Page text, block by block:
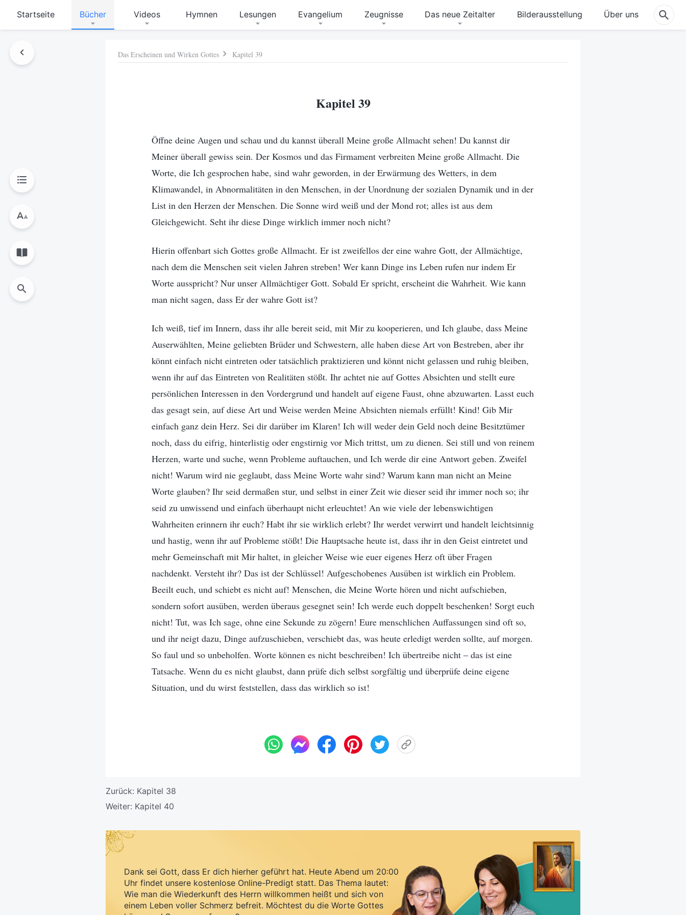
Startseite Bücher Videos Hymnen Lesungen Evangelium Zeugnisse Das neue Zeitalter Bilderausstellung Über uns
Das Erscheinen und Wirken Gottes Kapitel 39
Kapitel 39
Öffne deine Augen und schau und du kannst überall Meine große Allmacht sehen! Du kannst dir
Meiner überall gewiss sein. Der Kosmos und das Firmament verbreiten Meine große Allmacht. Die
Worte, die Ich gesprochen habe, sind wahr geworden, in der Erwärmung des Wetters, in dem
Klimawandel, in Abnormalitäten in den Menschen, in der Unordnung der sozialen Dynamik und in der
List in den Herzen der Menschen. Die Sonne wird weiß und der Mond rot; alles ist aus dem
Gleichgewicht. Seht ihr diese Dinge wirklich immer noch nicht?
Hierin offenbart sich Gottes große Allmacht. Er ist zweifellos der eine wahre Gott, der Allmächtige,
nach dem die Menschen seit vielen Jahren streben! Wer kann Dinge ins Leben rufen nur indem Er
Worte ausspricht? Nur unser Allmächtiger Gott. Sobald Er spricht, erscheint die Wahrheit. Wie kann
man nicht sagen, dass Er der wahre Gott ist?
Ich weiß, tief im Innern, dass ihr alle bereit seid, mit Mir zu kooperieren, und Ich glaube, dass Meine
Auserwählten, Meine geliebten Brüder und Schwestern, alle haben diese Art von Bestreben, aber ihr
könnt einfach nicht eintreten oder tatsächlich praktizieren und könnt nicht gelassen und ruhig bleiben,
wenn ihr auf das Eintreten von Realitäten stößt. Ihr achtet nie auf Gottes Absichten und stellt eure
persönlichen Interessen in den Vordergrund und handelt auf eigene Faust, ohne abzuwarten. Lasst euch
das gesagt sein, auf diese Art und Weise werden Meine Absichten niemals erfüllt! Kind! Gib Mir
einfach ganz dein Herz. Sei dir darüber im Klaren! Ich will weder dein Geld noch deine Besitztümer
noch, dass du eifrig, hinterlistig oder engstirnig vor Mich trittst, um zu dienen. Sei still und von reinem
Herzen, warte und suche, wenn Probleme auftauchen, und Ich werde dir eine Antwort geben. Zweifel
nicht! Warum wird nie geglaubt, dass Meine Worte wahr sind? Warum kann man nicht an Meine
Worte glauben? Ihr seid dermaßen stur, und selbst in einer Zeit wie dieser seid ihr immer noch so; ihr
seid zu unwissend und einfach überhaupt nicht erleuchtet! An wie viele der lebenswichtigen
Wahrheiten erinnern ihr euch? Habt ihr sie wirklich erlebt? Ihr werdet verwirrt und handelt leichtsinnig
und hastig, wenn ihr auf Probleme stößt! Die Hauptsache heute ist, dass ihr in den Geist eintretet und
mehr Gemeinschaft mit Mir haltet, in gleicher Weise wie euer eigenes Herz oft über Fragen
nachdenkt. Versteht ihr? Das ist der Schlüssel! Aufgeschobenes Ausüben ist wirklich ein Problem.
Beeilt euch, und schiebt es nicht auf! Menschen, die Meine Worte hören und nicht aufschieben,
sondern sofort ausüben, werden überaus gesegnet sein! Ich werde euch doppelt beschenken! Sorgt euch
nicht! Tut, was Ich sage, ohne eine Sekunde zu zögern! Eure menschlichen Auffassungen sind oft so,
und ihr neigt dazu, Dinge aufzuschieben, verschiebt das, was heute erledigt werden sollte, auf morgen.
So faul und so unbeholfen. Worte können es nicht beschreiben! Ich übertreibe nicht – das ist eine
Tatsache. Wenn du es nicht glaubst, dann prüfe dich selbst sorgfältig und überprüfe deine eigene
Situation, und du wirst feststellen, dass das wirklich so ist!
Zurück: Kapitel 38
Weiter: Kapitel 40
Dank sei Gott, dass Er dich hierher geführt hat. Heute Abend um 20:00
Uhr findet unsere kostenlose Online-Predigt statt. Das Thema lautet:
Wie man die Wiederkunft des Herrn willkommen heißt und sich von
einem Leben voller Schmerz befreit. Möchtest du die Worte Gottes